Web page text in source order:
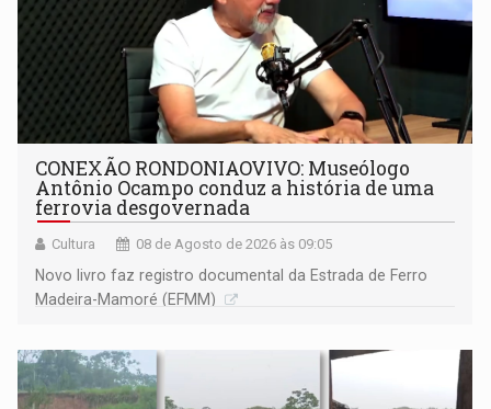
CONEXÃO RONDONIAOVIVO: Museólogo
Antônio Ocampo conduz a história de uma
ferrovia desgovernada
Cultura 08 de Agosto de 2026 às 09:05
Novo livro faz registro documental da Estrada de Ferro
Madeira-Mamoré (EFMM)